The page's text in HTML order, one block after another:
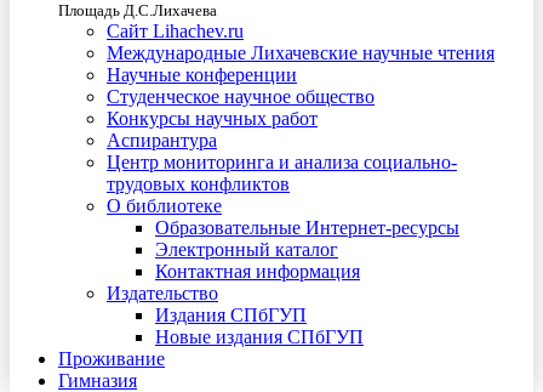
Площадь Д.С.Лихачева
Сайт Lihachev.ru
Международные Лихачевские научные чтения
Научные конференции
Студенческое научное общество
Конкурсы научных работ
Аспирантура
Центр мониторинга и анализа социально-
трудовых конфликтов
О библиотеке
Образовательные Интернет-ресурсы
Электронный каталог
Контактная информация
Издательство
Издания СПбГУП
Новые издания СПбГУП
Проживание
Гимназия